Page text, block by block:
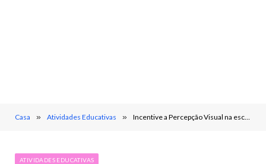
Casa » Atividades Educativas » Incentive a Percepção Visual na escola
ATIVIDADES EDUCATIVAS